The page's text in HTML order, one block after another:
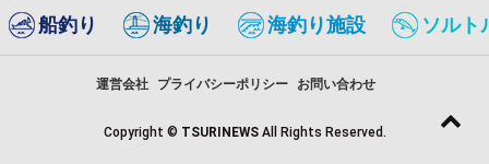
船釣り 海釣り 海釣り施設 ソルト
運営会社 プライバシーポリシー お問い合わせ
Copyright © TSURINEWS All Rights Reserved.